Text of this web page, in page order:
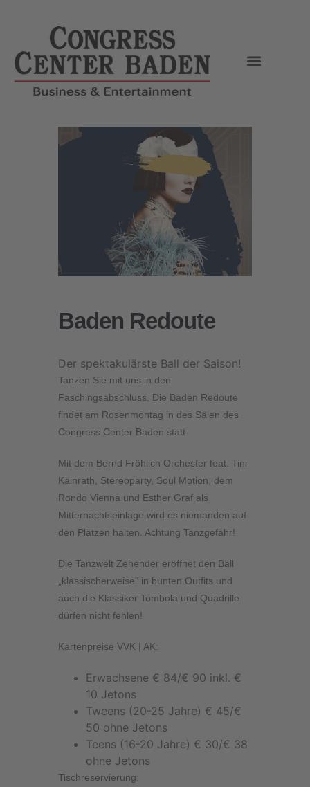
Baden Redoute
Der spektakulärste Ball der Saison!
Tanzen Sie mit uns in den
Faschingsabschluss. Die Baden Redoute
findet am Rosenmontag in des Sälen des
Congress Center Baden statt.
Mit dem Bernd Fröhlich Orchester feat. Tini
Kainrath, Stereoparty, Soul Motion, dem
Rondo Vienna und Esther Graf als
Mitternachtseinlage wird es niemanden auf
den Plätzen halten. Achtung Tanzgefahr!
Die Tanzwelt Zehender eröffnet den Ball
„klassischerweise“ in bunten Outfits und
auch die Klassiker Tombola und Quadrille
dürfen nicht fehlen!
Kartenpreise VVK | AK:
Erwachsene € 84/€ 90 inkl. €
10 Jetons
Tweens (20-25 Jahre) € 45/€
50 ohne Jetons
Teens (16-20 Jahre) € 30/€ 38
ohne Jetons
Tischreservierung: